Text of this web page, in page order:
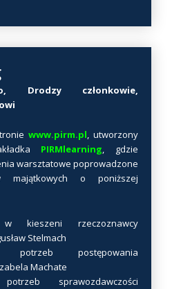
Drodzy członkowie,
www.pirm.pl, utworzony
PIRMlearning, gdzie
warsztatowe poprowadzone
majątkowych o poniższej
kieszeni rzeczoznawcy
Stelmach
postępowania
Machate
sprawozdawczości